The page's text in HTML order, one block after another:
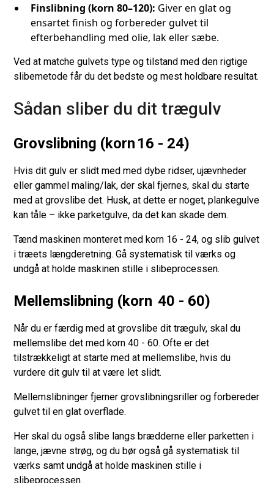
Finslibning (korn 80–120): Giver en glat og
ensartet finish og forbereder gulvet til
efterbehandling med olie, lak eller sæbe.
Ved at matche gulvets type og tilstand med den rigtige
slibemetode får du det bedste og mest holdbare resultat.
Sådan sliber du dit trægulv
Grovslibning (korn 16 - 24)
Hvis dit gulv er slidt med med dybe ridser, ujævnheder
eller gammel maling/lak, der skal fjernes, skal du starte
med at grovslibe det. Husk, at dette er noget, plankegulve
kan tåle – ikke parketgulve, da det kan skade dem.
Tænd maskinen monteret med korn 16 - 24, og slib gulvet
i træets længderetning. Gå systematisk til værks og
undgå at holde maskinen stille i slibeprocessen.
Mellemslibning (korn 40 - 60)
Når du er færdig med at grovslibe dit trægulv, skal du
mellemslibe det med korn 40 - 60. Ofte er det
tilstrækkeligt at starte med at mellemslibe, hvis du
vurdere dit gulv til at være let slidt.
Mellemslibninger fjerner grovslibningsriller og forbereder
gulvet til en glat overflade.
Her skal du også slibe langs brædderne eller parketten i
lange, jævne strøg, og du bør også gå systematisk til
værks samt undgå at holde maskinen stille i
slibeprocessen.